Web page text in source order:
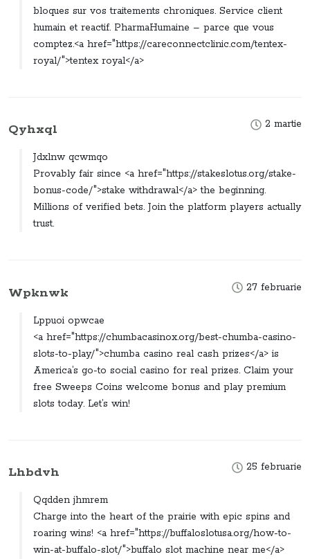
bloques sur vos traitements chroniques. Service client
humain et reactif. PharmaHumaine – parce que vous
comptez.<a href="https://careconnectclinic.com/tentex-
royal/">tentex royal</a>
2 martie
Qyhxql
Jdxlnw qcwmqo
Provably fair since <a href="https://stakeslotus.org/stake-
bonus-code/">stake withdrawal</a> the beginning.
Millions of verified bets. Join the platform players actually
trust.
27 februarie
Wpknwk
Lppuoi opwcae
<a href="https://chumbacasinox.org/best-chumba-casino-
slots-to-play/">chumba casino real cash prizes</a> is
America’s go-to social casino for real prizes. Claim your
free Sweeps Coins welcome bonus and play premium
slots today. Let’s win!
25 februarie
Lhbdvh
Qqdden jhmrem
Charge into the heart of the prairie with epic spins and
roaring wins! <a href="https://buffaloslotusa.org/how-to-
win-at-buffalo-slot/">buffalo slot machine near me</a>